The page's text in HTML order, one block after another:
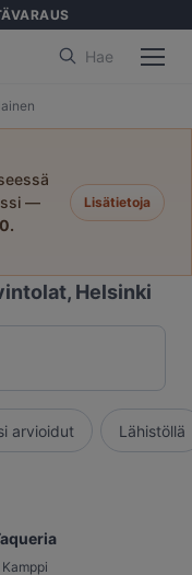
Hae
—
Lisätietoja
Helsinki
arvioidut Lähistöllä